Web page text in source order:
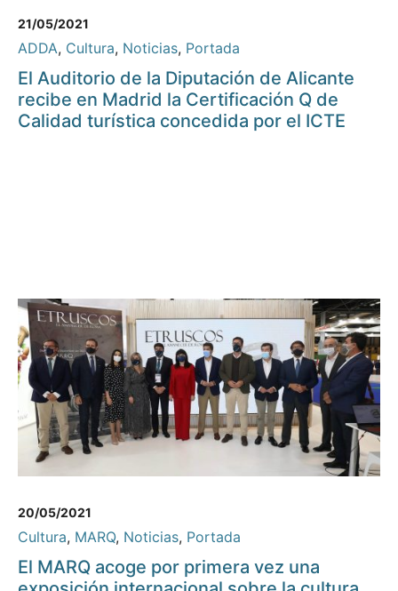
21/05/2021
ADDA, Cultura, Noticias, Portada
El Auditorio de la Diputación de Alicante
recibe en Madrid la Certificación Q de
Calidad turística concedida por el ICTE
20/05/2021
Cultura, MARQ, Noticias, Portada
El MARQ acoge por primera vez una